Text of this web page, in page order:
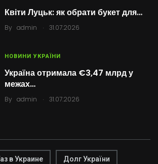
Квіти Луцьк: як обрати букет для…
By admin . 31.07.2026
НОВИНИ УКРАЇНИ
Україна отримала €3,47 млрд у
межах…
By admin . 31.07.2026
в Украине Долг України